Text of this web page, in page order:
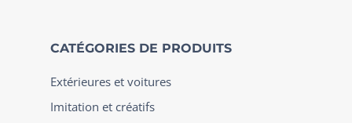
CATÉGORIES DE PRODUITS
Extérieures et voitures
Imitation et créatifs